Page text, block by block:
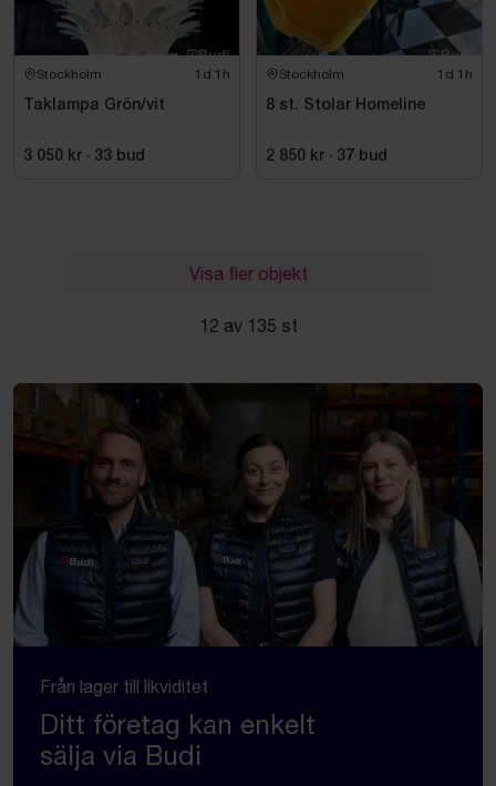
Stockholm 1d 1h
Taklampa Grön/vit
3 050 kr · 33 bud
Stockholm 1d 1h
8 st. Stolar Homeline
2 850 kr · 37 bud
Visa fler objekt
12 av 135 st
Från lager till likviditet
Ditt företag kan enkelt
sälja via Budi